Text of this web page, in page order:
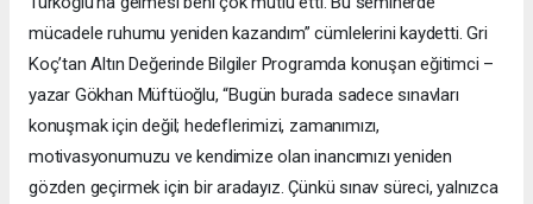
mücadele ruhumu yeniden kazandım” cümlelerini kaydetti. Gri
Koç’tan Altın Değerinde Bilgiler Programda konuşan eğitimci –
yazar Gökhan Müftüoğlu, “Bugün burada sadece sınavları
konuşmak için değil; hedeflerimizi, zamanımızı,
motivasyonumuzu ve kendimize olan inancımızı yeniden
gözden geçirmek için bir aradayız. Çünkü sınav süreci, yalnızca